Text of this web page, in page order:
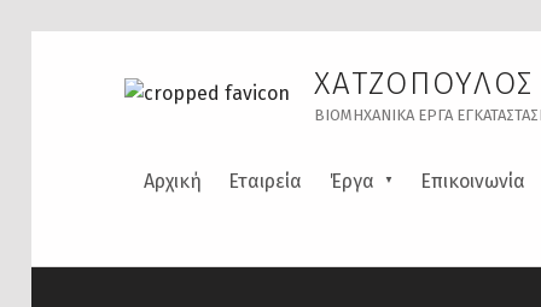
ΧΑΤΖΟΠΟΥΛΟΣ
ΒΙΟΜΗΧΑΝΙΚΆ ΈΡΓΑ
Αρχική Εταιρεία Έργα Επικοινωνία